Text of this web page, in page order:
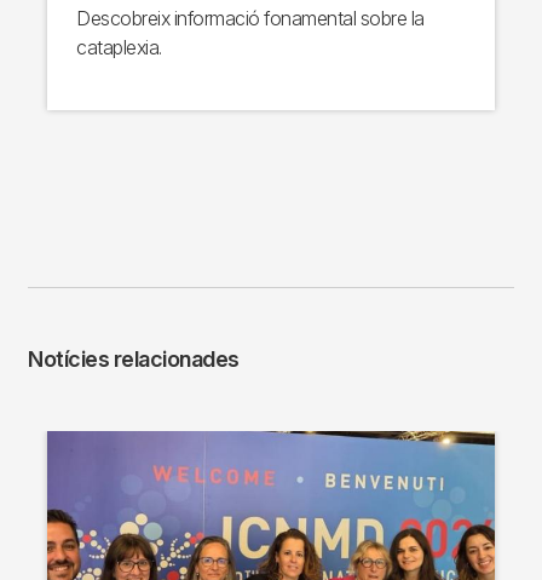
Descobreix informació fonamental sobre la
cataplexia.
Notícies relacionades